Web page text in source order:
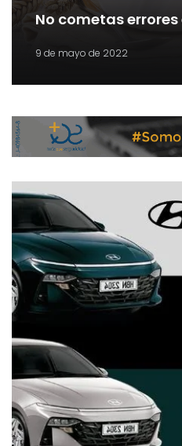
No cometas
9 de mayo de 2022